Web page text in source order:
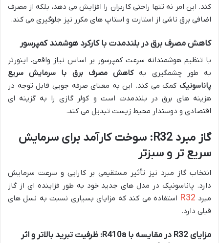
کند. این امر نه تنها راحتی کاربران را افزایش می دهد، بلکه از مصرف
اضافی برق ناشی از استارت و استاپ های مکرر نیز جلوگیری می کند.
کاهش مصرف برق در بلندمدت با کارکرد هوشمند کمپرسور
با تنظیم هوشمندانه سرعت کمپرسور بر اساس نیاز واقعی، اینورتر
به طور چشمگیری بهکاهش مصرف برق با سرمایش سریع
پاناسونیک کمک می کند. این به معنای صرفه جویی قابل توجه در
هزینه های برق در بلندمدت است و کولر گازی را به گزینه ای
اقتصادی و دوستدار محیط زیست تبدیل می کند.
گاز مبرد R32: سوخت کارآمد برای سرمایش
سریع تر و سبزتر
انتخاب گاز مبرد نیز تأثیر مستقیمی بر کارایی و سرعت سرمایش
دارد. پاناسونیک در مدل های جدید خود به طور فزاینده ای از گاز
مبرد R32 استفاده می کند که مزایای بسیاری نسبت به نسل های
قبلی دارد.
مزایای R32 در مقایسه با R410a: ظرفیت تبرید بالاتر و اثر